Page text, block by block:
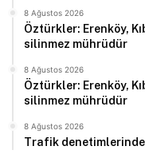
8 Ağustos 2026
Öztürkler: Erenköy,
silinmez mührüdür
8 Ağustos 2026
Öztürkler: Erenköy,
silinmez mührüdür
8 Ağustos 2026
Trafik